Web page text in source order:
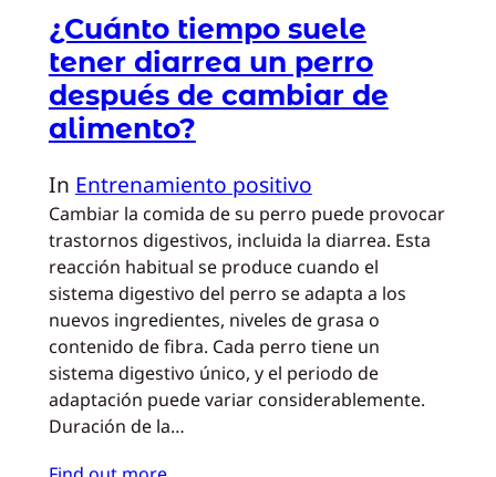
¿Cuánto tiempo suele
tener diarrea un perro
después de cambiar de
alimento?
In Entrenamiento positivo
Cambiar la comida de su perro puede provocar
trastornos digestivos, incluida la diarrea. Esta
reacción habitual se produce cuando el
sistema digestivo del perro se adapta a los
nuevos ingredientes, niveles de grasa o
contenido de fibra. Cada perro tiene un
sistema digestivo único, y el periodo de
adaptación puede variar considerablemente.
Duración de la…